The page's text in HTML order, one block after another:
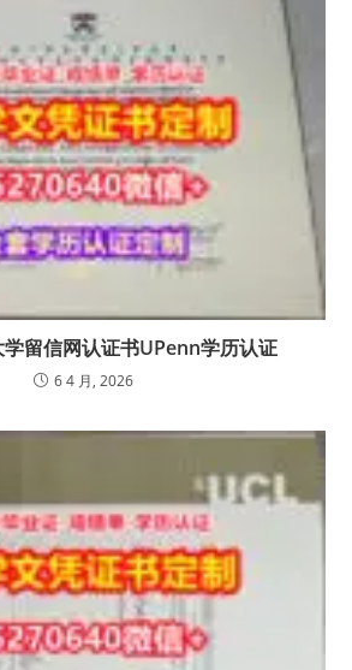
留信网认证书UPenn学历认证
6 4 月, 2026